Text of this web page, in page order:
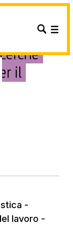
il
-
lavoro -